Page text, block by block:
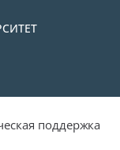
поддержка